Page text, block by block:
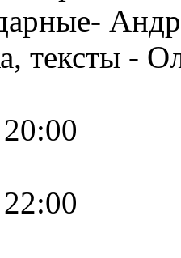
тексты -